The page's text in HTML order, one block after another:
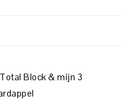
Block & mijn 3